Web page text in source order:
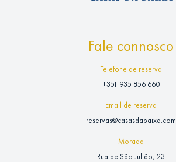
Fale connosco
Telefone de reserva
+351 935 856 660
Email de reserva
reservas@casasdabaixa.com
Morada
Rua de São Julião, 23